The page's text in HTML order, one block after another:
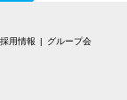
採用情報
グループ会